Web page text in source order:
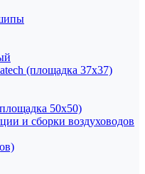
(площадка 37х37)
50х50)
и сборки воздуховодов